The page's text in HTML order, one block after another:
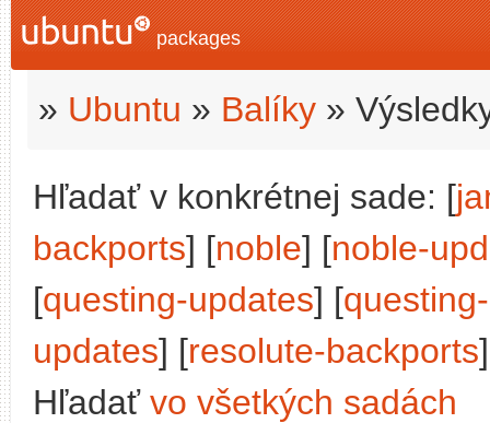
packages
» Ubuntu » Balíky »
Hľadať v konkrétnej sade: [
backports] [noble] [noble-
[questing-updates] [
updates] [resolute-backports
Hľadať vo všetkých sadách